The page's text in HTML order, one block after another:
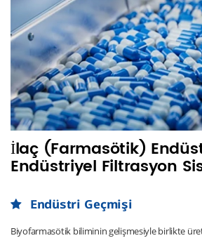
İlaç (Farmasötik)
Endüstriyel Filtrasyon
Endüstri Geçmişi
Biyofarmasötik biliminin gelişmesiyle birlikte